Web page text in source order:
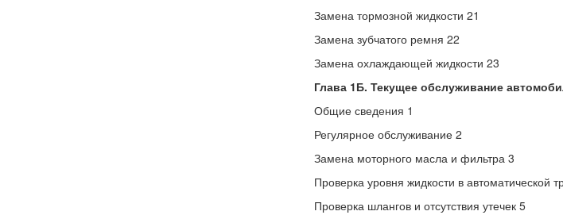
Замена тормозной жидкости 21
Замена зубчатого ремня 22
Замена охлаждающей жидкости 23
Глава 1Б. Текущее обслуживание
Общие сведения 1
Регулярное обслуживание 2
Замена моторного масла и фильтра 3
Проверка уровня жидкости в автоматической
Проверка шлангов и отсутствия утечек 5